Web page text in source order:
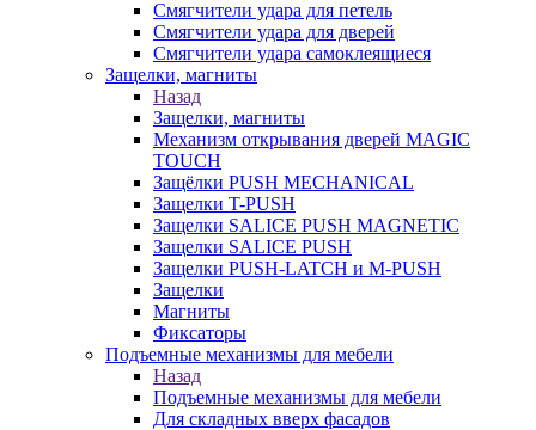
Смягчители удара для петель
Смягчители удара для дверей
Cмягчители удара самоклеящиеся
Защелки, магниты
Назад
Защелки, магниты
Механизм открывания дверей MAGIC
TOUCH
Защёлки PUSH MECHANICAL
Защелки T-PUSH
Защелки SALICE PUSH MAGNETIC
Защелки SALICE PUSH
Защелки PUSH-LATCH и M-PUSH
Защелки
Магниты
Фиксаторы
Подъемные механизмы для мебели
Назад
Подъемные механизмы для мебели
Для складных вверх фасадов